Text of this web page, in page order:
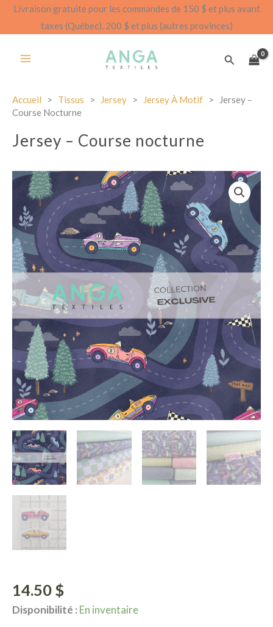
AllerLivraison gratuite pour les commandes de 150 $ et plus avant
taxes (Québec). 200 $ et plus (autres provinces)
Accueil > Tissus > Jersey > Jersey À Motif >
Jersey –
Course Nocturne
Jersey – Course nocturne
14.50 $
Disponibilité : En inventaire